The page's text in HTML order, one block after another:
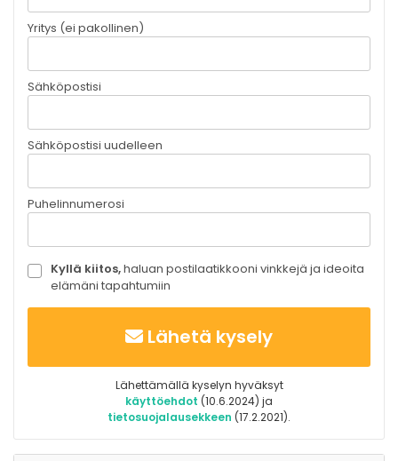
Yritys (ei pakollinen)
Sähköpostisi
Sähköpostisi uudelleen
Puhelinnumerosi
Kyllä kiitos,haluan postilaatikkooni vinkkejä ja ideoita
elämäni tapahtumiin
Lähetä kysely
Lähettämällä kyselyn hyväksyt
käyttöehdot (10.6.2024) ja
tietosuojalausekkeen (17.2.2021).